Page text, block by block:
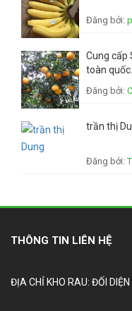
Đăng bởi:
Cung cấp
toàn
có lợi cho
Đăng bởi:
trần thị
Đăng bởi:
THÔNG TIN LIÊN HỆ
ĐỊA CHỈ KHO RAU: ĐỐI